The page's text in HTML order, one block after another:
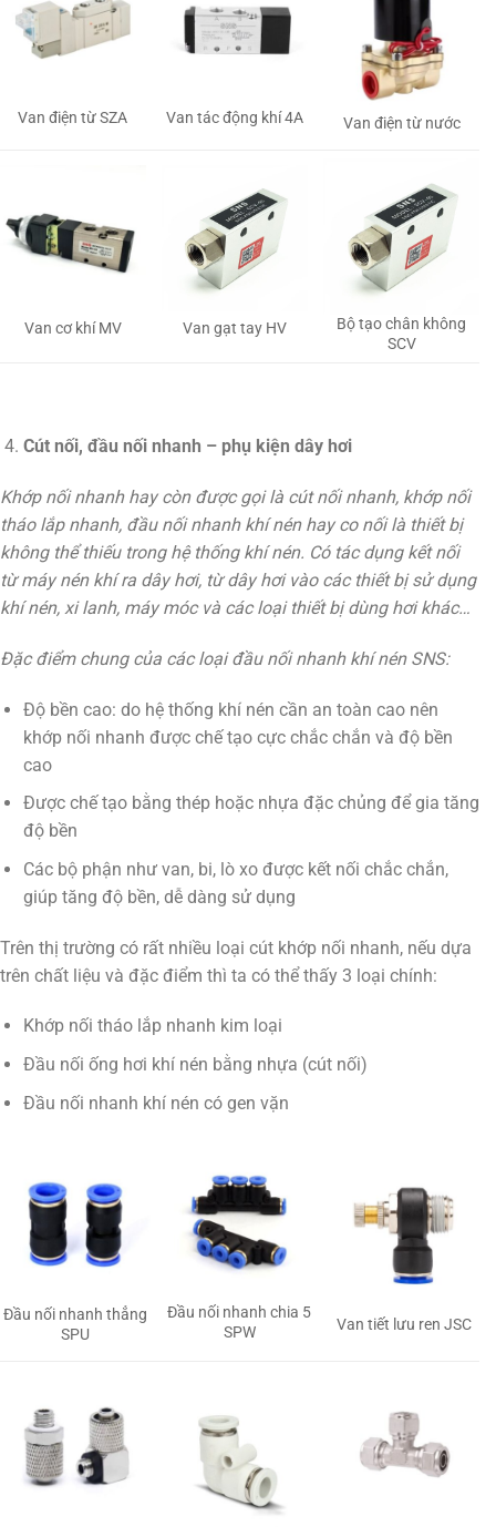
Van điện từ SZA Van tác động khí 4A Van điện từ nước
Van cơ khí MV Van gạt tay HV
Bộ tạo chân không
SCV
Cút nối, đầu nối nhanh – phụ kiện dây hơi
Khớp nối nhanh hay còn được gọi là cút nối nhanh, khớp nối
tháo lắp nhanh, đầu nối nhanh khí nén hay co nối là thiết bị
không thể thiếu trong hệ thống khí nén. Có tác dụng kết nối
từ máy nén khí ra dây hơi, từ dây hơi vào các thiết bị sử dụng
khí nén, xi lanh, máy móc và các loại thiết bị dùng hơi khác…
Đặc điểm chung của các loại đầu nối nhanh khí nén SNS:
Độ bền cao: do hệ thống khí nén cần an toàn cao nên
khớp nối nhanh được chế tạo cực chắc chắn và độ bền
cao
Được chế tạo bằng thép hoặc nhựa đặc chủng để gia tăng
độ bền
Các bộ phận như van, bi, lò xo được kết nối chắc chắn,
giúp tăng độ bền, dễ dàng sử dụng
Trên thị trường có rất nhiều loại cút khớp nối nhanh, nếu dựa
trên chất liệu và đặc điểm thì ta có thể thấy 3 loại chính:
Khớp nối tháo lắp nhanh kim loại
Đầu nối ống hơi khí nén bằng nhựa (cút nối)
Đầu nối nhanh khí nén có gen vặn
Đầu nối nhanh thẳng
SPU
Đầu nối nhanh chia 5
SPW
Van tiết lưu ren JSC